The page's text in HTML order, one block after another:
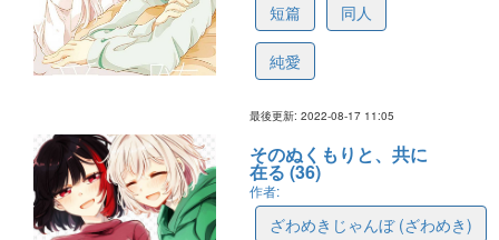
短篇 同人
純愛
最後更新: 2022-08-17 11:05
そのぬくもりと、共に
在る (36)
作者:
ざわめきじゃんぼ (ざわめき)